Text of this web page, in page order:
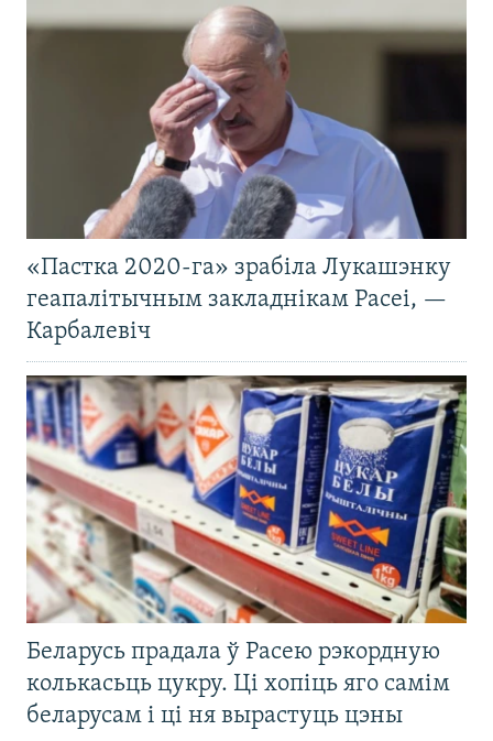
«Пастка 2020-га» зрабіла Лукашэнку
геапалітычным закладнікам Расеі, —
Карбалевіч
Беларусь прадала ў Расею рэкордную
колькасьць цукру. Ці хопіць яго самім
беларусам і ці ня вырастуць цэны